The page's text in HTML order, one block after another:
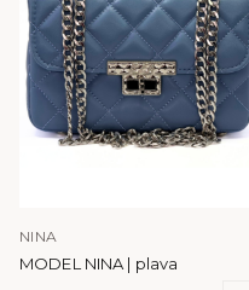
NINA
MODEL NINA | plava